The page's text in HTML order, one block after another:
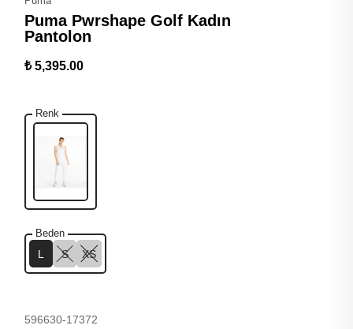
Puma Pwrshape Golf Kadın
Pantolon
₺ 5,395.00
Renk
Beden
L S XS
596630-17372